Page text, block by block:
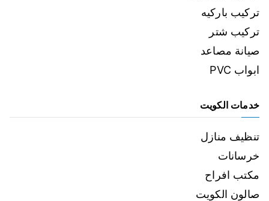
تركيب باركيه
تركيب شتر
صيانة مصاعد
ابواب PVC
خدمات الكويت
تنظيف منازل
خرسانات
مكتب افراح
صالون الكويت